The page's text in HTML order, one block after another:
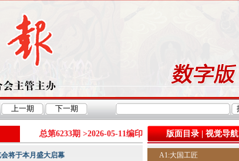
总第6233期 >2026-05-11编印
将于本月盛大启幕
版面目录|视觉导航
A1:大国工匠